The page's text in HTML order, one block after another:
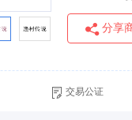
分享
交易公证